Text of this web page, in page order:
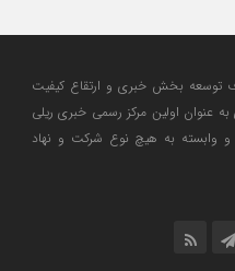
ریل نیوز در سال 1396 با هدف توسعه بخش خبری و ارتقاع کیفیت
عنوان اولین مرکز رسمی خبری ریلی
وابسته به هیچ نوع شرکت و نهاد